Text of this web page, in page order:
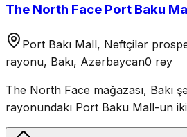
The North Face Port Baku
Port Bakı Mall, Neftçilər
rayonu, Bakı, Azərbaycan0 rəy
The North Face mağazası, Bakı
rayonundakı Port Baku Mall-un
yerləşir, açıq hava geyimləri və